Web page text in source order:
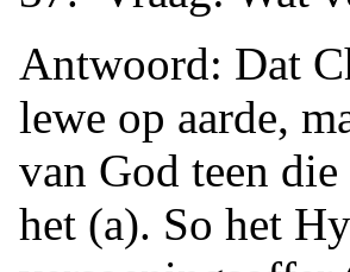
Antwoord: Dat
lewe op aarde,
van God teen
het (a). So het